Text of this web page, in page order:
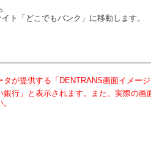
ト「どこでもバンク」に移動します。
が提供する「DENTRANS画面イメー
銀行」と表示されます。また、実際の